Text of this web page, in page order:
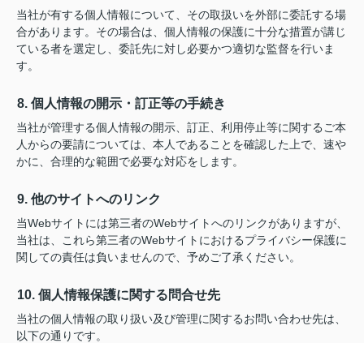
当社が有する個人情報について、その取扱いを外部に委託する場
合があります。その場合は、個人情報の保護に十分な措置が講じ
ている者を選定し、委託先に対し必要かつ適切な監督を行いま
す。
8. 個人情報の開示・訂正等の手続き
当社が管理する個人情報の開示、訂正、利用停止等に関するご本
人からの要請については、本人であることを確認した上で、速や
かに、合理的な範囲で必要な対応をします。
9. 他のサイトへのリンク
当Webサイトには第三者のWebサイトへのリンクがありますが、
当社は、これら第三者のWebサイトにおけるプライバシー保護に
関しての責任は負いませんので、予めご了承ください。
10. 個人情報保護に関する問合せ先
当社の個人情報の取り扱い及び管理に関するお問い合わせ先は、
以下の通りです。